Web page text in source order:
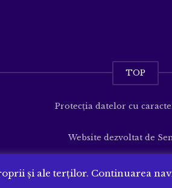
TOP
Protecția datelor cu
Website dezvoltat de
și ale terților. Continuarea